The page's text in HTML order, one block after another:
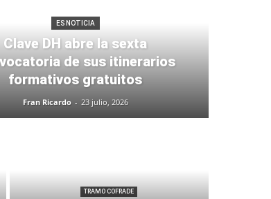
ES NOTICIA
Clave DH abre la sexta
de sus itinerarios
formativos gratuitos
Fran Ricardo - 23 julio, 2026
TRAMO COFRADE